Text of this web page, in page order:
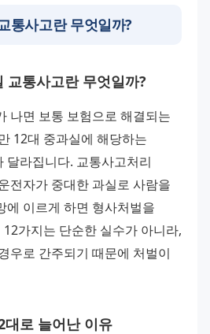
통사고란 무엇일까?
교통사고란 무엇일까?
나면 보통 보험으로 해결되는
12대 중과실에 해당하는
달라집니다. 교통사고처리
전자가 중대한 과실로 사람을
에 이르게 하면 형사처벌을
가지는 단순한 실수가 아니라,
우로 간주되기 때문에 처벌이
대로 늘어난 이유